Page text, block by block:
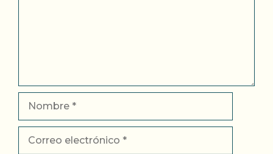
electrónico